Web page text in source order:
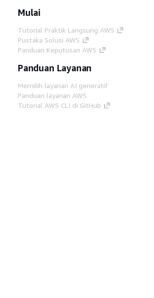
Mulai
Tutorial Praktik Langsung AWS
Pustaka Solusi AWS
Panduan Keputusan AWS
Panduan Layanan
Memilih layanan AI generatif
Panduan layanan AWS
Tutorial AWS CLI di GitHub